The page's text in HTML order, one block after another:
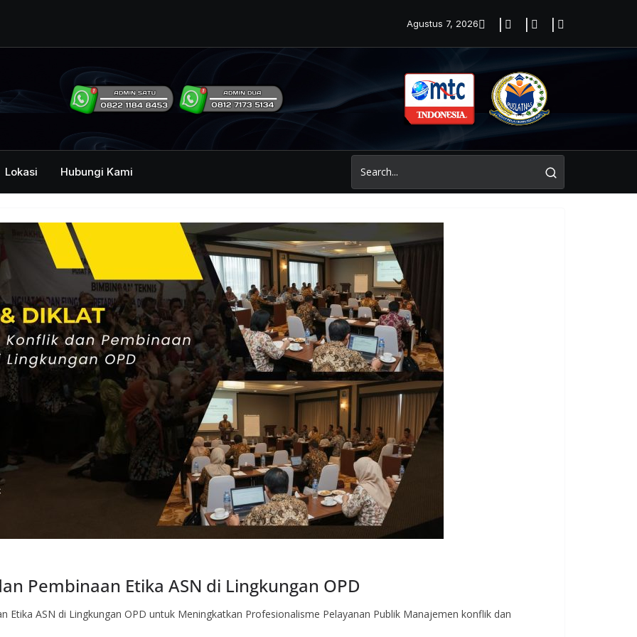
Acara
dan Kehumasan
Agustus 7, 2026
Lokasi Hubungi Kami
Pembinaan Etika ASN di Lingkungan OPD
ASN di Lingkungan OPD untuk Meningkatkan Profesionalisme Pelayanan Publik Manajemen konflik dan